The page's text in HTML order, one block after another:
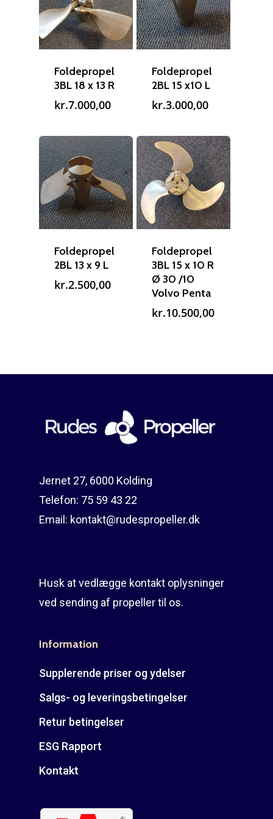
Foldepropel
3BL 18 x 13 R
kr.7.000,00
Foldepropel
2BL 15 x10 L
kr.3.000,00
Foldepropel
2BL 13 x 9 L
kr.2.500,00
Foldepropel
3BL 15 x 10 R
Ø 30 /10
Volvo Penta
kr.10.500,00
Jernet 27, 6000 Kolding
Telefon: 75 59 43 22
Email: kontakt@rudespropeller.dk
Husk at vedlægge kontakt oplysninger
ved sending af propeller til os.
Information
Supplerende priser og ydelser
Salgs- og leveringsbetingelser
Retur betingelser
ESG Rapport
Kontakt
venstre?
T: 75 59 43 22
E: